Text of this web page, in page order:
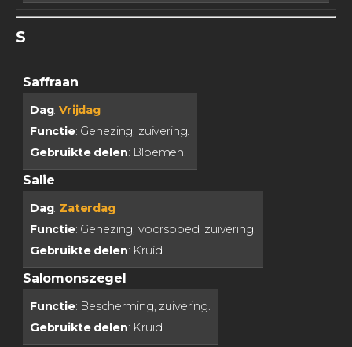
S
Saffraan
Dag:Vrijdag
Functie: Genezing, zuivering.
Gebruikte delen: Bloemen.
Salie
Dag: Zaterdag
Functie: Genezing, voorspoed, zuivering.
Gebruikte delen: Kruid.
Salomonszegel
Functie: Bescherming, zuivering.
Gebruikte delen: Kruid.